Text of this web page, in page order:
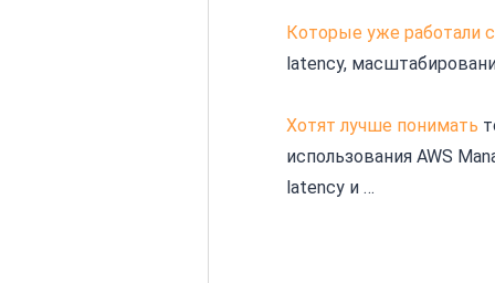
Которые уже работали
latency,
Хотят лучше понимать
использования AWS
latency и …